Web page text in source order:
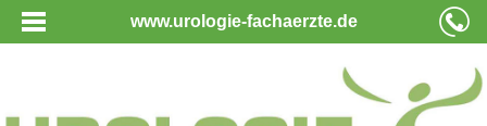
www.urologie-fachaerzte.de